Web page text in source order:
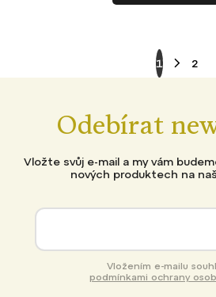
1 2
Odebírat
Vložte svůj e-mail a my vám
nových produktech na
podmínkami ochrany